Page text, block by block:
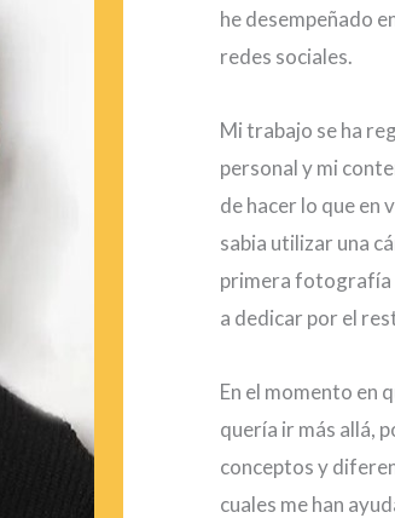
he desempeñado
redes sociales.
Mi trabajo se ha
personal y mi
de hacer lo que en
sabia utilizar una
primera fotografía
a dedicar por el
En el momento en
quería ir más allá,
conceptos y
cuales me han